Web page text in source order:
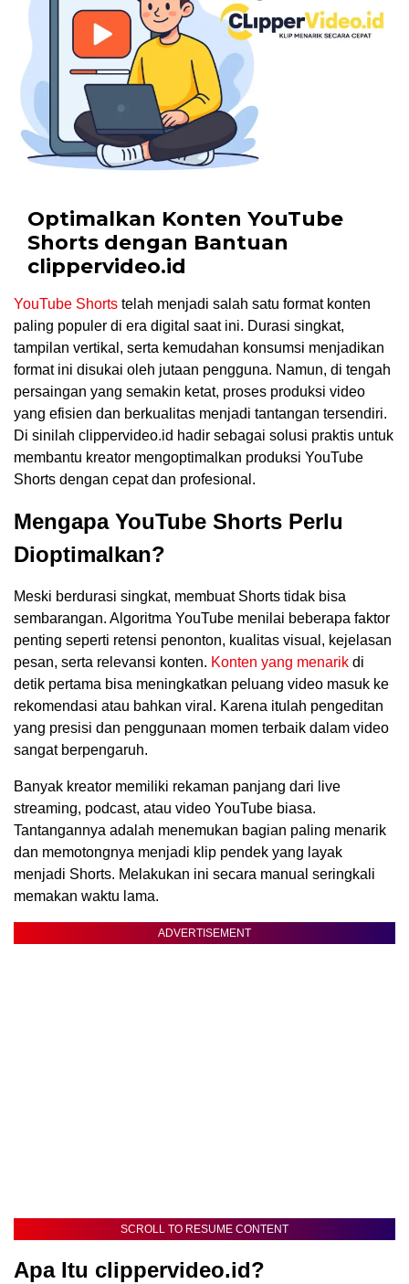
Optimalkan Konten YouTube
Shorts dengan Bantuan
clippervideo.id
YouTube Shorts telah menjadi salah satu format konten
paling populer di era digital saat ini. Durasi singkat,
tampilan vertikal, serta kemudahan konsumsi menjadikan
format ini disukai oleh jutaan pengguna. Namun, di tengah
persaingan yang semakin ketat, proses produksi video
yang efisien dan berkualitas menjadi tantangan tersendiri.
Di sinilah clippervideo.id hadir sebagai solusi praktis untuk
membantu kreator mengoptimalkan produksi YouTube
Shorts dengan cepat dan profesional.
Mengapa YouTube Shorts Perlu
Dioptimalkan?
Meski berdurasi singkat, membuat Shorts tidak bisa
sembarangan. Algoritma YouTube menilai beberapa faktor
penting seperti retensi penonton, kualitas visual, kejelasan
pesan, serta relevansi konten. Konten yang menarik di
detik pertama bisa meningkatkan peluang video masuk ke
rekomendasi atau bahkan viral. Karena itulah pengeditan
yang presisi dan penggunaan momen terbaik dalam video
sangat berpengaruh.
Banyak kreator memiliki rekaman panjang dari live
streaming, podcast, atau video YouTube biasa.
Tantangannya adalah menemukan bagian paling menarik
dan memotongnya menjadi klip pendek yang layak
menjadi Shorts. Melakukan ini secara manual seringkali
memakan waktu lama.
ADVERTISEMENT
SCROLL TO RESUME CONTENT
Apa Itu clippervideo.id?